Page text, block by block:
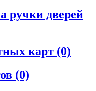
ручки дверей
карт (0)
(0)